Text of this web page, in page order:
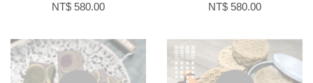
NT$ 580.00 NT$ 580.00